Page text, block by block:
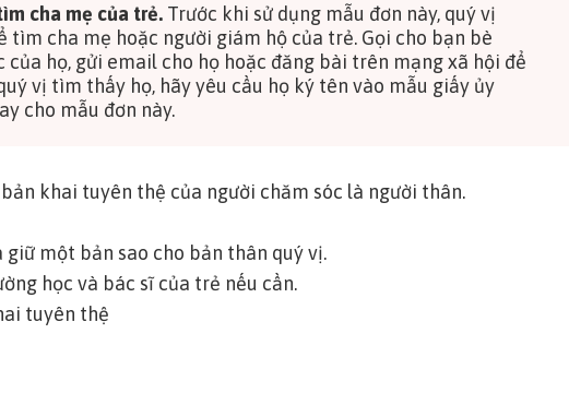
cha mẹ của trẻ. Trước khi sử dụng mẫu đơn này, quý vị
tìm cha mẹ hoặc người giám hộ của trẻ. Gọi cho bạn bè
của họ, gửi email cho họ hoặc đăng bài trên mạng xã hội để
vị tìm thấy họ, hãy yêu cầu họ ký tên vào mẫu giấy ủy
cho mẫu đơn này.
khai tuyên thệ của người chăm sóc là người thân.
giữ một bản sao cho bản thân quý vị.
học và bác sĩ của trẻ nếu cần.
tuyên thệ